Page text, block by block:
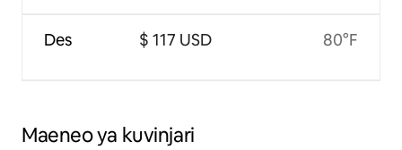
Des $ 117 USD 80°F
Maeneo ya kuvinjari